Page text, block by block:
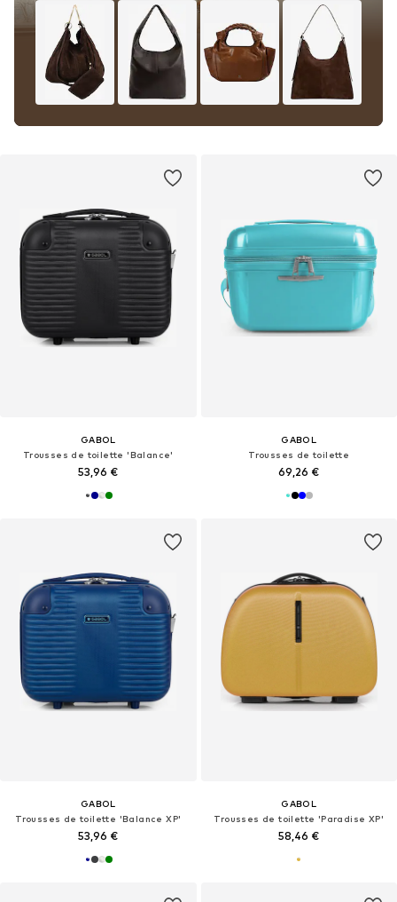
GABOL
Trousses de toilette 'Balance'
53,96 €
GABOL
Trousses de toilette
69,26 €
GABOL
Trousses de toilette 'Balance XP'
53,96 €
GABOL
Trousses de toilette 'Paradise XP'
58,46 €